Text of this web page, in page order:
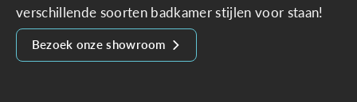
verschillende soorten badkamer stijlen voor staan!
Bezoek onze showroom